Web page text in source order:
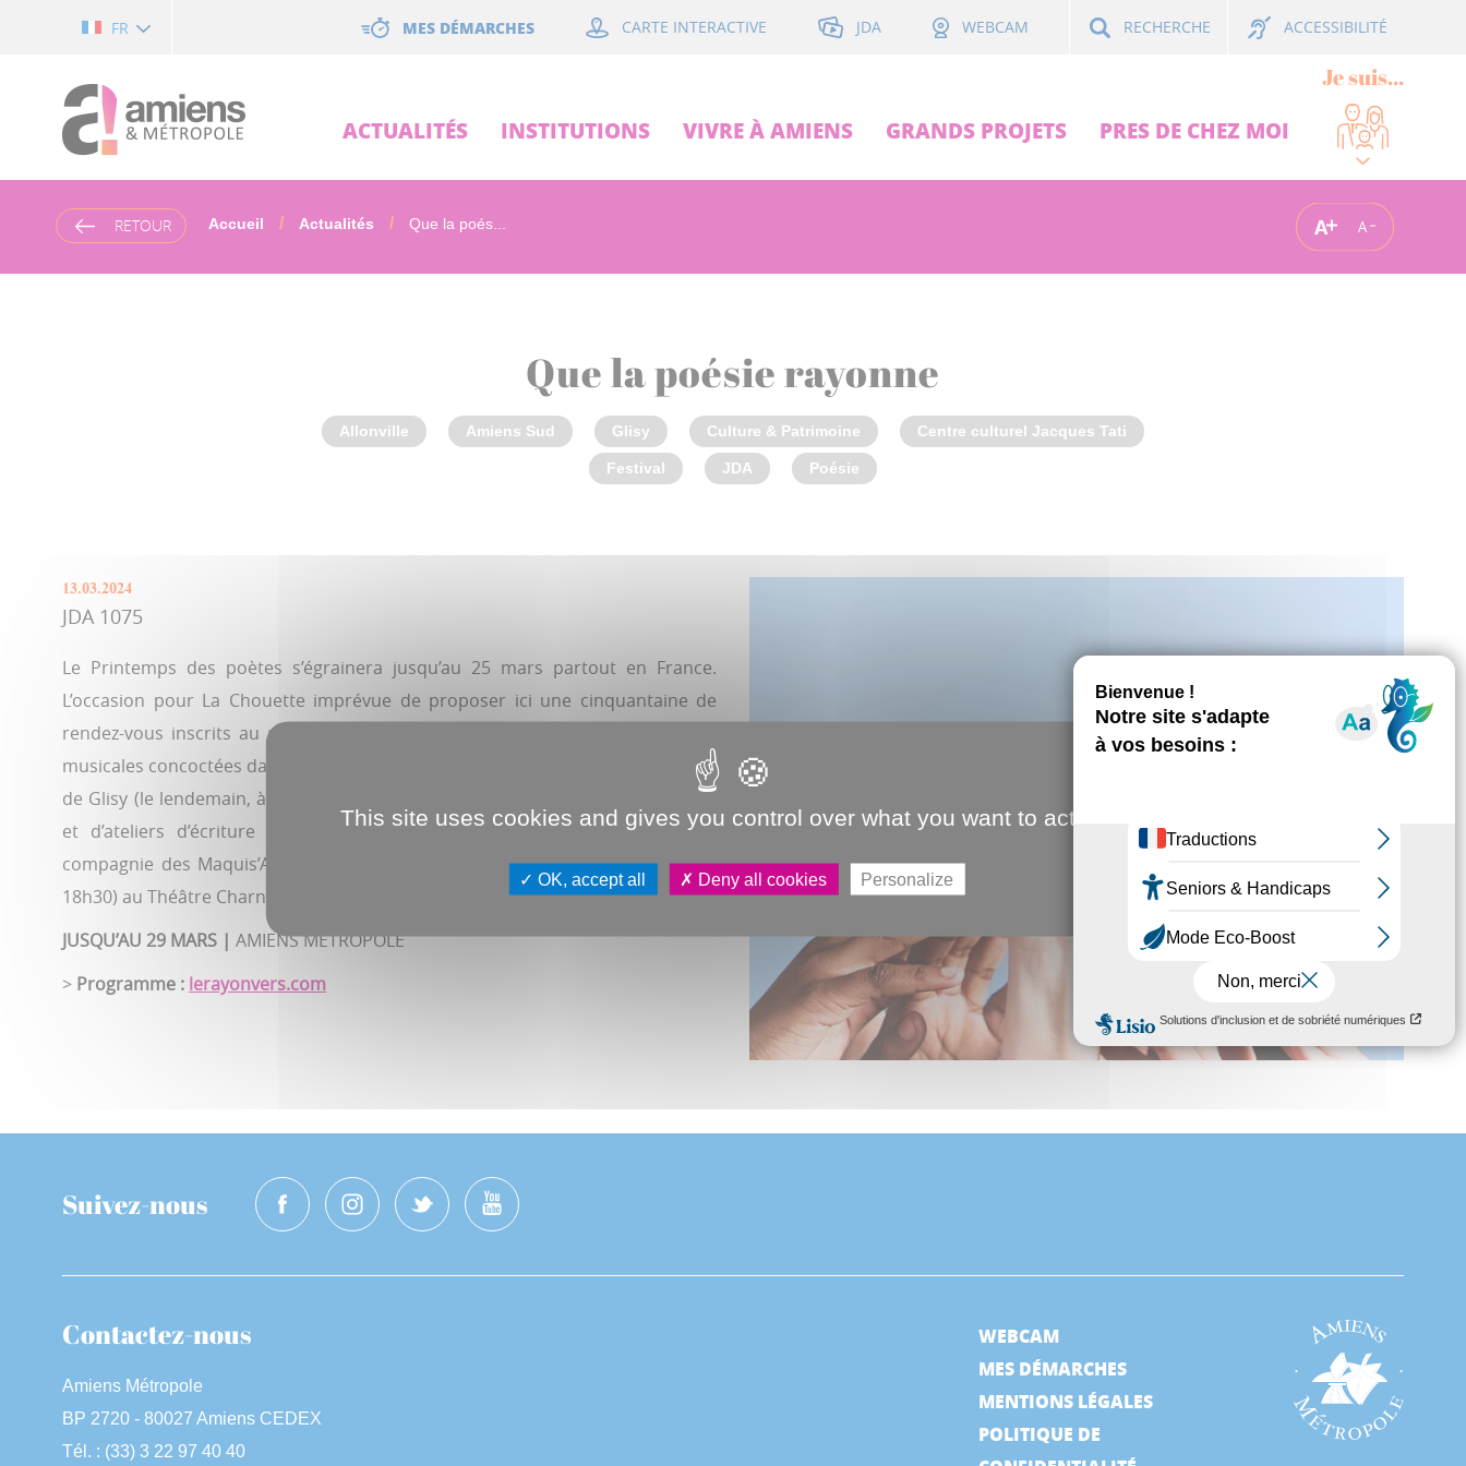
FR MES DÉMARCHES CARTE INTERACTIVE JDA WEBCAM RECHERCHE ACCESSIBILITÉ
ACTUALITÉS INSTITUTIONS VIVRE À AMIENS GRANDS PROJETS PRES DE CHEZ MOI
Je suis...
RETOUR Accueil Actualités Que la poés... A A
Que la poésie rayonne
Allonville Amiens Sud Glisy Culture & Patrimoine Centre culturel Jacques Tati
Festival JDA Poésie
13.03.2024
JDA 1075
Le Printemps des poètes s’égrainera jusqu’au 25 mars partout en France.
L’occasion pour La Chouette imprévue de proposer ici une cinquantaine de
rendez-vous inscrits au programme de son Rayon vers. Comme les lectures
musicales concoctées dans les bibliothèques d’Allonville (le 19 mars, à 18h30) et
de Glisy (le lendemain, à 18h), ou la récré poétique autour de jeux, de dessins
et d’ateliers d’écriture à Jacques-Tati (le 23 mars, à 14h) ou encore en
compagnie des Maquis’Arts de la poésie en clôture du festival (le 28 mars, à
18h30) au Théâtre Charnière (40, rue de la Terrière) pour un tournoi de slam.
JUSQU’AU 29 MARS | AMIENS MÉTROPOLE
> Programme : lerayonvers.com
Suivez-nous
Contactez-nous
Amiens Métropole
BP 2720 - 80027 Amiens CEDEX
Tél. : (33) 3 22 97 40 40
WEBCAM
MES DÉMARCHES
MENTIONS LÉGALES
POLITIQUE DE
This site uses cookies and gives you control over what you want to activate
OK, accept all Deny all cookies Personalize